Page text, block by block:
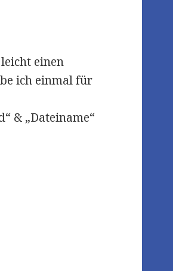
einen
ich einmal für
& „Dateiname“